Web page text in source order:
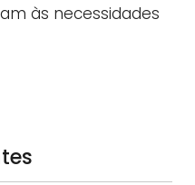
às necessidades